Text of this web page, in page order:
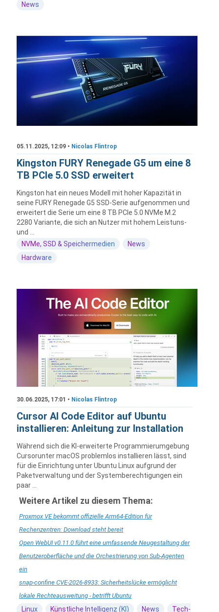
News
05.11.2025, 12:09 • Nicolas Flintrop
Kingston FURY Renegade G5 um eine 8
TB PCIe 5.0 SSD erweitert
Kingston hat ein neues Modell mit hoher Kapazität in
seine FURY Renegade G5 SSD-Serie aufgenommen und
erweitert die Serie um eine 8 TB PCIe 5.0 NVMe M.2
2280 Variante, die sich an Nutzer mit hohem Leistuns-
und ...
NVMe, SSD & Speichermedien
News
Hardware
30.06.2025, 17:01 • Nicolas Flintrop
Cursor AI Code Editor auf Ubuntu
installieren: Anleitung zur Installation
Während sich die KI-erweiterte Programmierumgebung
Cursorunter macOS problemlos installieren lässt, sind
für die Einrichtung unter Ubuntu Linux aufgrund der
Paketverwaltung und der Systemberechtigungen ein
paar ...
Weitere Artikel zu diesem Thema:
Proxmox VE bekommt offizielle Arm64-Edition für
Rechenzentren: Download steht bereit
Open WebUI v0.11.0 führt eine umfassende Neugestaltung der
Benutzeroberfläche und die Orchestrierung von Sub-Agenten
ein
snap-confine CVE-2026-8933: Sicherheitslücke ermöglicht
lokale Rechteausweitung - betrifft Ubuntu
Linux Künstliche Intelligenz (KI) News Tech-